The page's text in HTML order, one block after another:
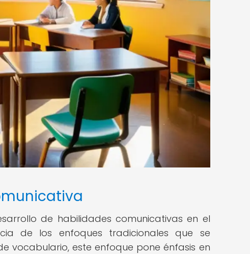
de habilidades comunicativas en el
de los enfoques tradicionales que se
vocabulario, este enfoque pone énfasis en